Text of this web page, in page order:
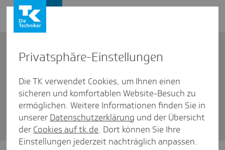
Kontakt
Inter­es­siert sich die TK für
unsere neuen Kontakt­da­ten?
Personengruppen / Beitritt zu Hilfsmittelverträgen
Privat­sphäre-Einstel­lungen
Die TK verwendet Cookies, um Ihnen einen
sicheren und komfortablen Website-Besuch zu
ermöglichen. Weitere Informationen finden Sie in
unserer Datenschutzerklärung und der Übersicht
der Cookies auf tk.de. Dort können Sie Ihre
Einstellungen jederzeit nachträglich anpassen.